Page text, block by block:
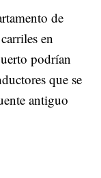
de
en
podrían
que se
antiguo